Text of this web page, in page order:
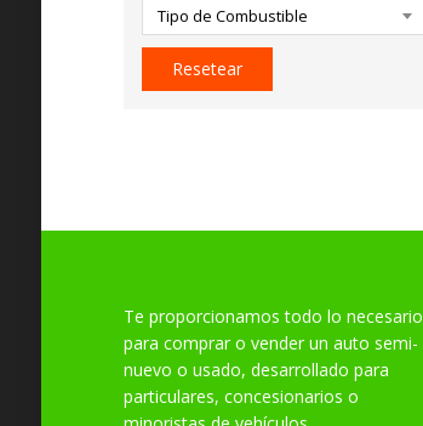
Tipo de Combustible
Resetear
Te proporcionamos todo lo necesario
para comprar o vender un auto semi-
nuevo o usado, desarrollado para
particulares, concesionarios o